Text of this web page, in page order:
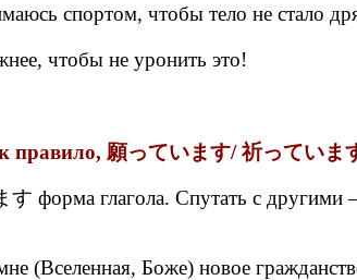
спортом, чтобы тело не стало
чтобы не уронить это!
правило, 願っています/ 祈ってい
форма глагола. Спутать с
(Вселенная, Боже) новое